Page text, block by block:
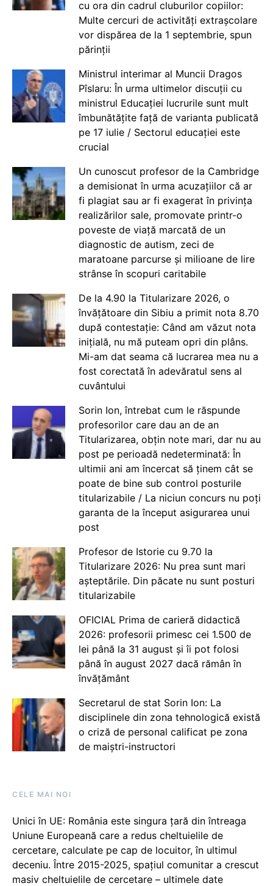
cu ora din cadrul cluburilor copiilor:
Multe cercuri de activități extrașcolare
vor dispărea de la 1 septembrie, spun
părinții
Ministrul interimar al Muncii Dragos
Pîslaru: În urma ultimelor discuții cu
ministrul Educației lucrurile sunt mult
îmbunătățite față de varianta publicată
pe 17 iulie / Sectorul educației este
crucial
Un cunoscut profesor de la Cambridge
a demisionat în urma acuzațiilor că ar
fi plagiat sau ar fi exagerat în privința
realizărilor sale, promovate printr-o
poveste de viață marcată de un
diagnostic de autism, zeci de
maratoane parcurse și milioane de lire
strânse în scopuri caritabile
De la 4.90 la Titularizare 2026, o
învățătoare din Sibiu a primit nota 8.70
după contestație: Când am văzut nota
inițială, nu mă puteam opri din plâns.
Mi-am dat seama că lucrarea mea nu a
fost corectată în adevăratul sens al
cuvântului
Sorin Ion, întrebat cum le răspunde
profesorilor care dau an de an
Titularizarea, obțin note mari, dar nu au
post pe perioadă nedeterminată: În
ultimii ani am încercat să ținem cât se
poate de bine sub control posturile
titularizabile / La niciun concurs nu poți
garanta de la început asigurarea unui
post
Profesor de Istorie cu 9.70 la
Titularizare 2026: Nu prea sunt mari
așteptările. Din păcate nu sunt posturi
titularizabile
OFICIAL Prima de carieră didactică
2026: profesorii primesc cei 1.500 de
lei până la 31 august și îi pot folosi
până în august 2027 dacă rămân în
învățământ
Secretarul de stat Sorin Ion: La
disciplinele din zona tehnologică există
o criză de personal calificat pe zona
de maiștri-instructori
CELE MAI NOI
Unici în UE: România este singura țară din întreaga
Uniune Europeană care a redus cheltuielile de
cercetare, calculate pe cap de locuitor, în ultimul
deceniu. Între 2015-2025, spațiul comunitar a crescut
masiv cheltuielile de cercetare – ultimele date